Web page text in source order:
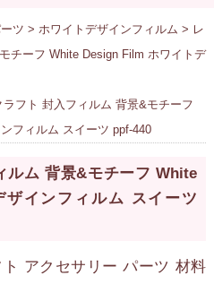
ツ > ホワイトデザインフィルム > レ
チーフ White Design Film ホワイトデ
フト 封入フィルム 背景&モチーフ
フィルム スイーツ ppf-440
ルム 背景&モチーフ White
ザインフィルム スイーツ
アクセサリー パーツ 材料